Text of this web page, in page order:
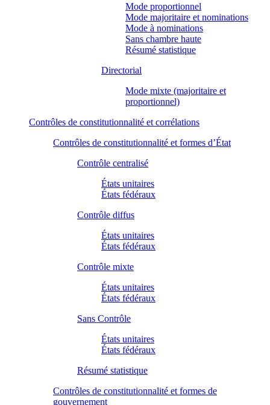
Mode proportionnel
Mode majoritaire et nominations
Mode à nominations
Sans chambre haute
Résumé statistique
Directorial
Mode mixte (majoritaire et
proportionnel)
Contrôles de constitutionnalité et corrélations
Contrôles de constitutionnalité et formes d’État
Contrôle centralisé
États unitaires
États fédéraux
Contrôle diffus
États unitaires
États fédéraux
Contrôle mixte
États unitaires
États fédéraux
Sans Contrôle
États unitaires
États fédéraux
Résumé statistique
Contrôles de constitutionnalité et formes de
gouvernement